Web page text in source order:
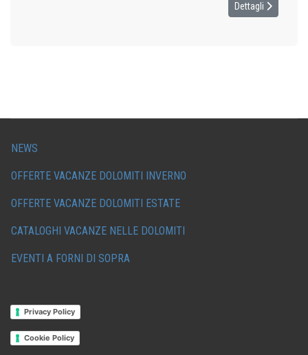
Dettagli
NEWS
OFFERTE VACANZE DOLOMITI INVERNO
OFFERTE VACANZE DOLOMITI ESTATE
CATALOGHI VACANZE NELLE DOLOMITI
EVENTI A FORNI DI SOPRA
Privacy Policy
Cookie Policy